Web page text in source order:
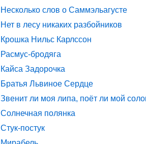
Несколько слов о Саммэльагусте
Нет в лесу никаких разбойников
Крошка Нильс Карлссон
Расмус-бродяга
Кайса Задорочка
Братья Львиное Сердце
Звенит ли моя липа, поёт ли мой
Солнечная полянка
Стук-постук